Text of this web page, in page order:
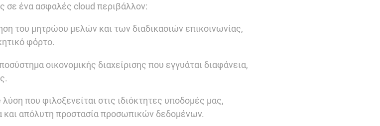
σε ένα ασφαλές cloud περιβάλλον:
του μητρώου μελών και των διαδικασιών επικοινωνίας,
φόρτο.
οικονομικής διαχείρισης που εγγυάται διαφάνεια,
που φιλοξενείται στις ιδιόκτητες υποδομές μας,
και απόλυτη προστασία προσωπικών δεδομένων.